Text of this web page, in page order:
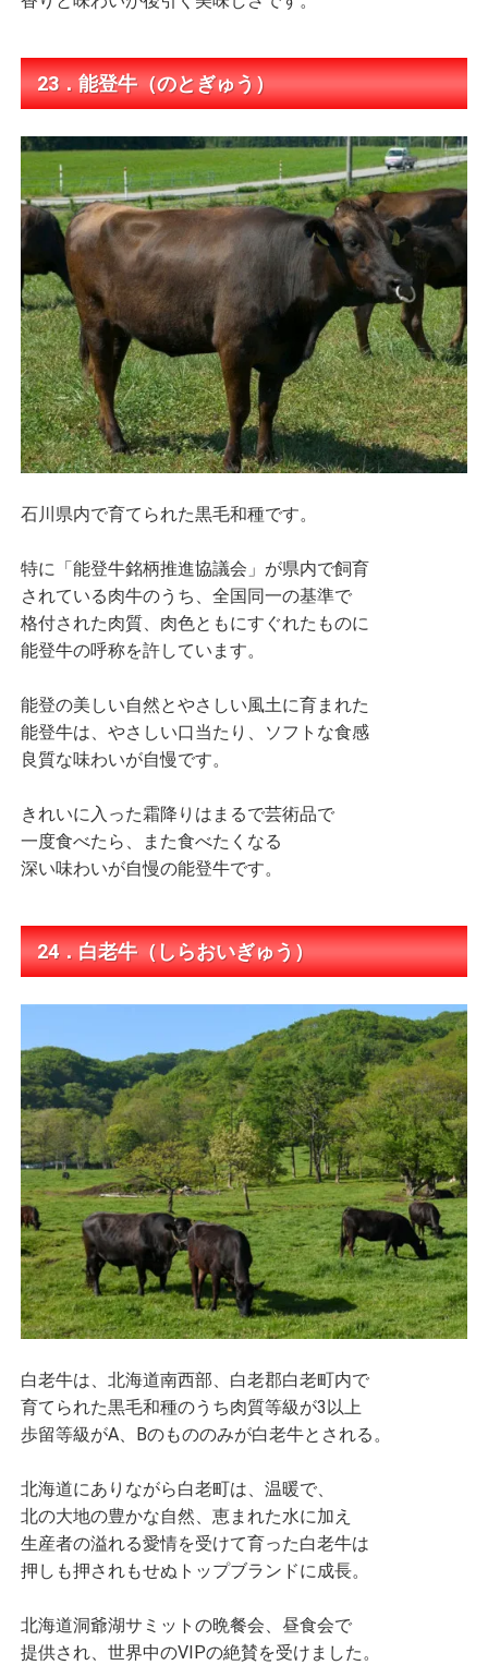
23．能登牛（のとぎゅう）
石川県内で育てられた黒毛和種です。
特に「能登牛銘柄推進協議会」が県内で飼育
されている肉牛のうち、全国同一の基準で
格付された肉質、肉色ともにすぐれたものに
能登牛の呼称を許しています。
能登の美しい自然とやさしい風土に育まれた
能登牛は、やさしい口当たり、ソフトな食感
良質な味わいが自慢です。
きれいに入った霜降りはまるで芸術品で
一度食べたら、また食べたくなる
深い味わいが自慢の能登牛です。
24．白老牛（しらおいぎゅう）
白老牛は、北海道南西部、白老郡白老町内で
育てられた黒毛和種のうち肉質等級が3以上
歩留等級がA、Bのもののみが白老牛とされる。
北海道にありながら白老町は、温暖で、
北の大地の豊かな自然、恵まれた水に加え
生産者の溢れる愛情を受けて育った白老牛は
押しも押されもせぬトップブランドに成長。
北海道洞爺湖サミットの晩餐会、昼食会で
提供され、世界中のVIPの絶賛を受けました。